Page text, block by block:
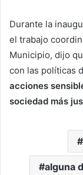
Durante la
el trabajo
Municipio, dijo
con las políticas
acciones
sociedad más
alguna